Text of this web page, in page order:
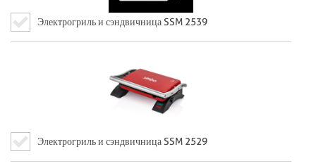
Электрогриль и сэндвичница SSM 2539
Электрогриль и сэндвичница SSM 2529